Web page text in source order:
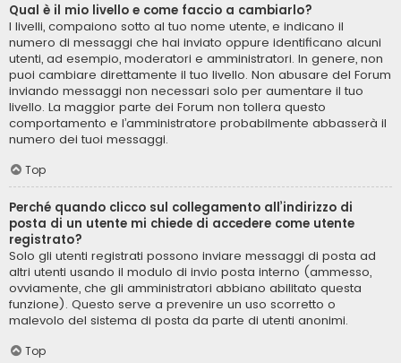
Qual è il mio livello e come faccio a cambiarlo?
I livelli, compaiono sotto al tuo nome utente, e indicano il
numero di messaggi che hai inviato oppure identificano alcuni
utenti, ad esempio, moderatori e amministratori. In genere, non
puoi cambiare direttamente il tuo livello. Non abusare del Forum
inviando messaggi non necessari solo per aumentare il tuo
livello. La maggior parte dei Forum non tollera questo
comportamento e l’amministratore probabilmente abbasserà il
numero dei tuoi messaggi.
Top
Perché quando clicco sul collegamento all’indirizzo di
posta di un utente mi chiede di accedere come utente
registrato?
Solo gli utenti registrati possono inviare messaggi di posta ad
altri utenti usando il modulo di invio posta interno (ammesso,
ovviamente, che gli amministratori abbiano abilitato questa
funzione). Questo serve a prevenire un uso scorretto o
malevolo del sistema di posta da parte di utenti anonimi.
Top